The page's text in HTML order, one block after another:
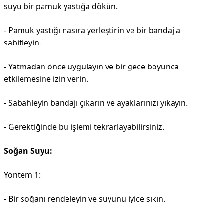
suyu bir pamuk yastığa dökün.
- Pamuk yastığı nasıra yerleştirin ve bir bandajla
sabitleyin.
- Yatmadan önce uygulayın ve bir gece boyunca
etkilemesine izin verin.
- Sabahleyin bandajı çıkarın ve ayaklarınızı yıkayın.
- Gerektiğinde bu işlemi tekrarlayabilirsiniz.
Soğan Suyu:
Yöntem 1:
- Bir soğanı rendeleyin ve suyunu iyice sıkın.